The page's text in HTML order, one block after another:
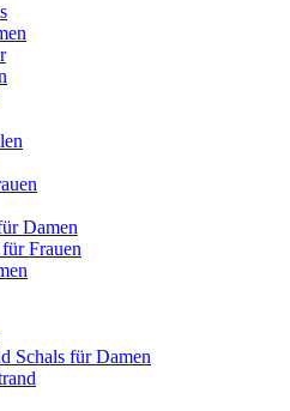
Damen
Frauen
Schals für Damen